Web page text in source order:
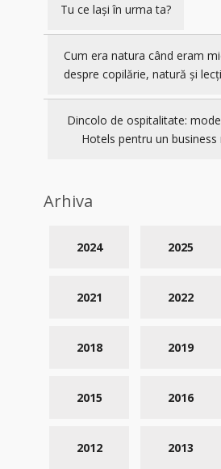
Tu ce lași în urma ta?
Cum era natura când eram
despre copilărie, natură și
Dincolo de ospitalitate:
Hotels pentru un business
Arhiva
2025
2024
2022
2021
2019
2018
2016
2015
2013
2012